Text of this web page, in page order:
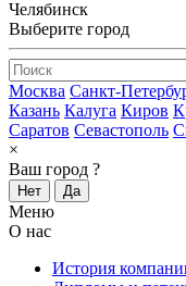
Челябинск
Выберите город
Москва Санкт-
Казань Калуга Киров
Саратов Севастополь
×
Ваш город ?
Нет Да
Меню
О нас
История